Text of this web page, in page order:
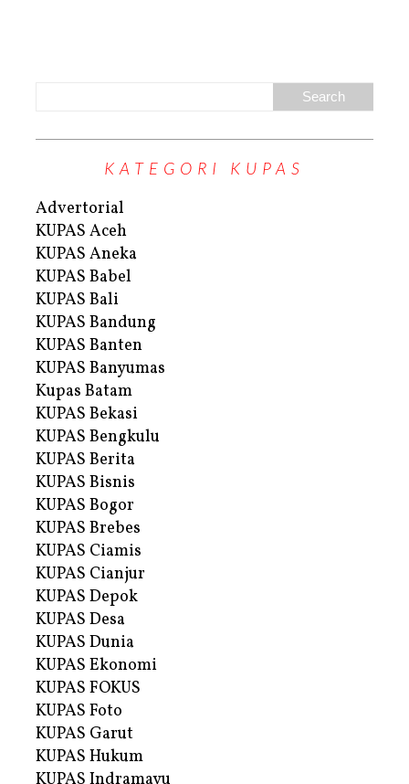
KATEGORI KUPAS
Advertorial
KUPAS Aceh
KUPAS Aneka
KUPAS Babel
KUPAS Bali
KUPAS Bandung
KUPAS Banten
KUPAS Banyumas
Kupas Batam
KUPAS Bekasi
KUPAS Bengkulu
KUPAS Berita
KUPAS Bisnis
KUPAS Bogor
KUPAS Brebes
KUPAS Ciamis
KUPAS Cianjur
KUPAS Depok
KUPAS Desa
KUPAS Dunia
KUPAS Ekonomi
KUPAS FOKUS
KUPAS Foto
KUPAS Garut
KUPAS Hukum